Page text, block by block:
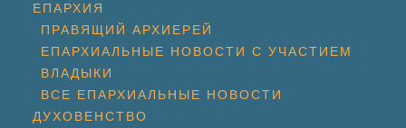
ЕПАРХИЯ
ПРАВЯЩИЙ АРХИЕРЕЙ
ЕПАРХИАЛЬНЫЕ НОВОСТИ С УЧАСТИЕМ
ВЛАДЫКИ
ВСЕ ЕПАРХИАЛЬНЫЕ НОВОСТИ
ДУХОВЕНСТВО